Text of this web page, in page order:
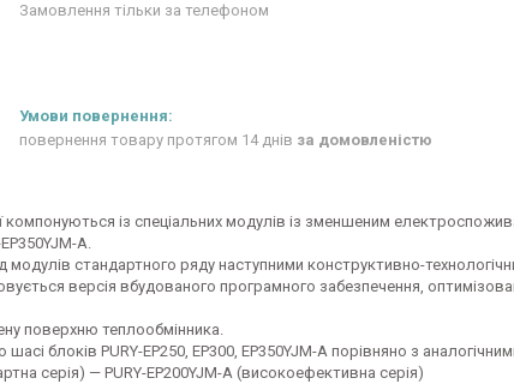
Замовлення тільки за телефоном
повернення товару протягом 14 днів за домовленістю
компонуються із спеціальних модулів із зменшеним
A.
модулів стандартного ряду наступними конструктивно-
версія вбудованого програмного забезпечення,
поверхню теплообмінника.
блоків PURY-EP250, EP300, EP350YJM-A порівняно з
серія) — PURY-EP200YJM-A (високоефективна серія)